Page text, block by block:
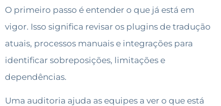
O primeiro passo é entender o que já está em
vigor. Isso significa revisar os plugins de tradução
atuais, processos manuais e integrações para
identificar sobreposições, limitações e
dependências.
Uma auditoria ajuda as equipes a ver o que está